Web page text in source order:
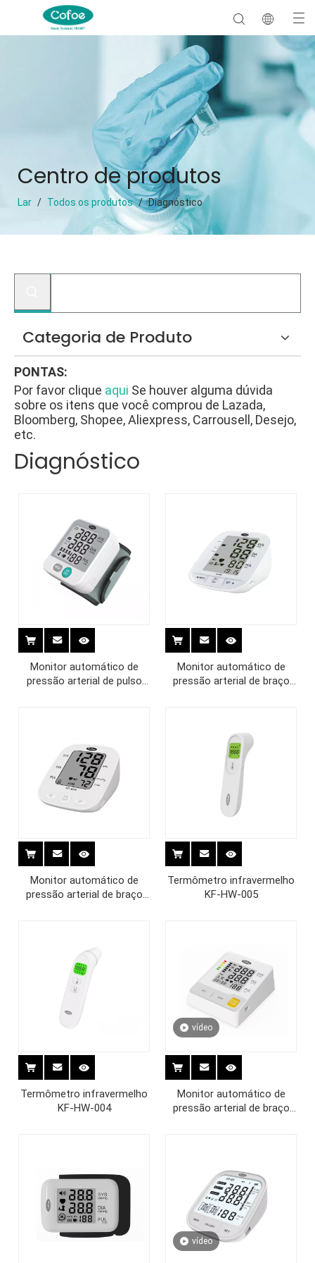
Centro de produtos
Lar / Todos os produtos / Diagnóstico
Categoria de Produto
PONTAS:
Por favor clique aqui Se houver alguma dúvida
sobre os itens que você comprou de Lazada,
Bloomberg, Shopee, Aliexpress, Carrousell, Desejo,
etc.
Diagnóstico
Monitor automático de
pressão arterial de pulso
Monitor automático de
pressão arterial de braço
Monitor automático de
pressão arterial de braço
Termômetro infravermelho
KF-HW-005
Termômetro infravermelho
KF-HW-004
vídeo
Monitor automático de
pressão arterial de braço
vídeo